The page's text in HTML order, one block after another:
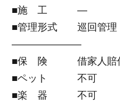
■施 工 ―
■管理形式 巡回管理
―――――――
■保 険 借家人賠償
■ペット 不可
■楽 器 不可